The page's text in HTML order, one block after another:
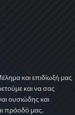
και επιδίωξή μας
και να σας
ουσιώδης και
πρόοδό μας.